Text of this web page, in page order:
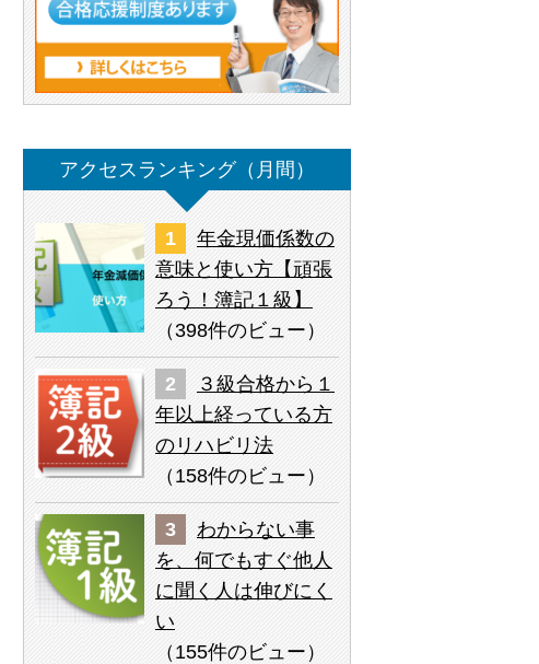
アクセスランキング（月間）
年金現価係数の
意味と使い方【頑張
ろう！簿記１級】
（398件のビュー ）
３級合格から１
年以上経っている方
のリハビリ法
（ 158件のビュー）
わからない事
を、何でもすぐ他人
に聞く人は伸びにく
い
（ 155件のビュー ）